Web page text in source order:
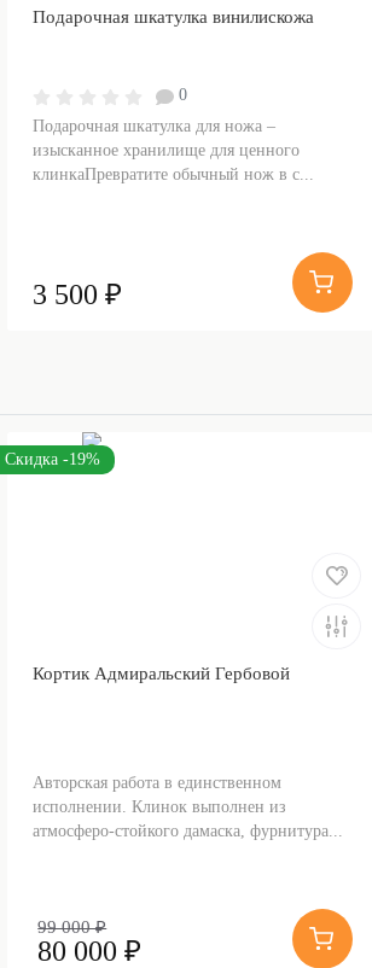
Подарочная шкатулка винилискожа
0
Подарочная шкатулка для ножа –
изысканное хранилище для ценного
клинкаПревратите обычный нож в с...
3 500 ₽
Скидка -19%
Кортик Адмиральский Гербовой
Авторская работа в единственном
исполнении. Клинок выполнен из
атмосферо-стойкого дамаска, фурнитура...
99 000 ₽
80 000 ₽